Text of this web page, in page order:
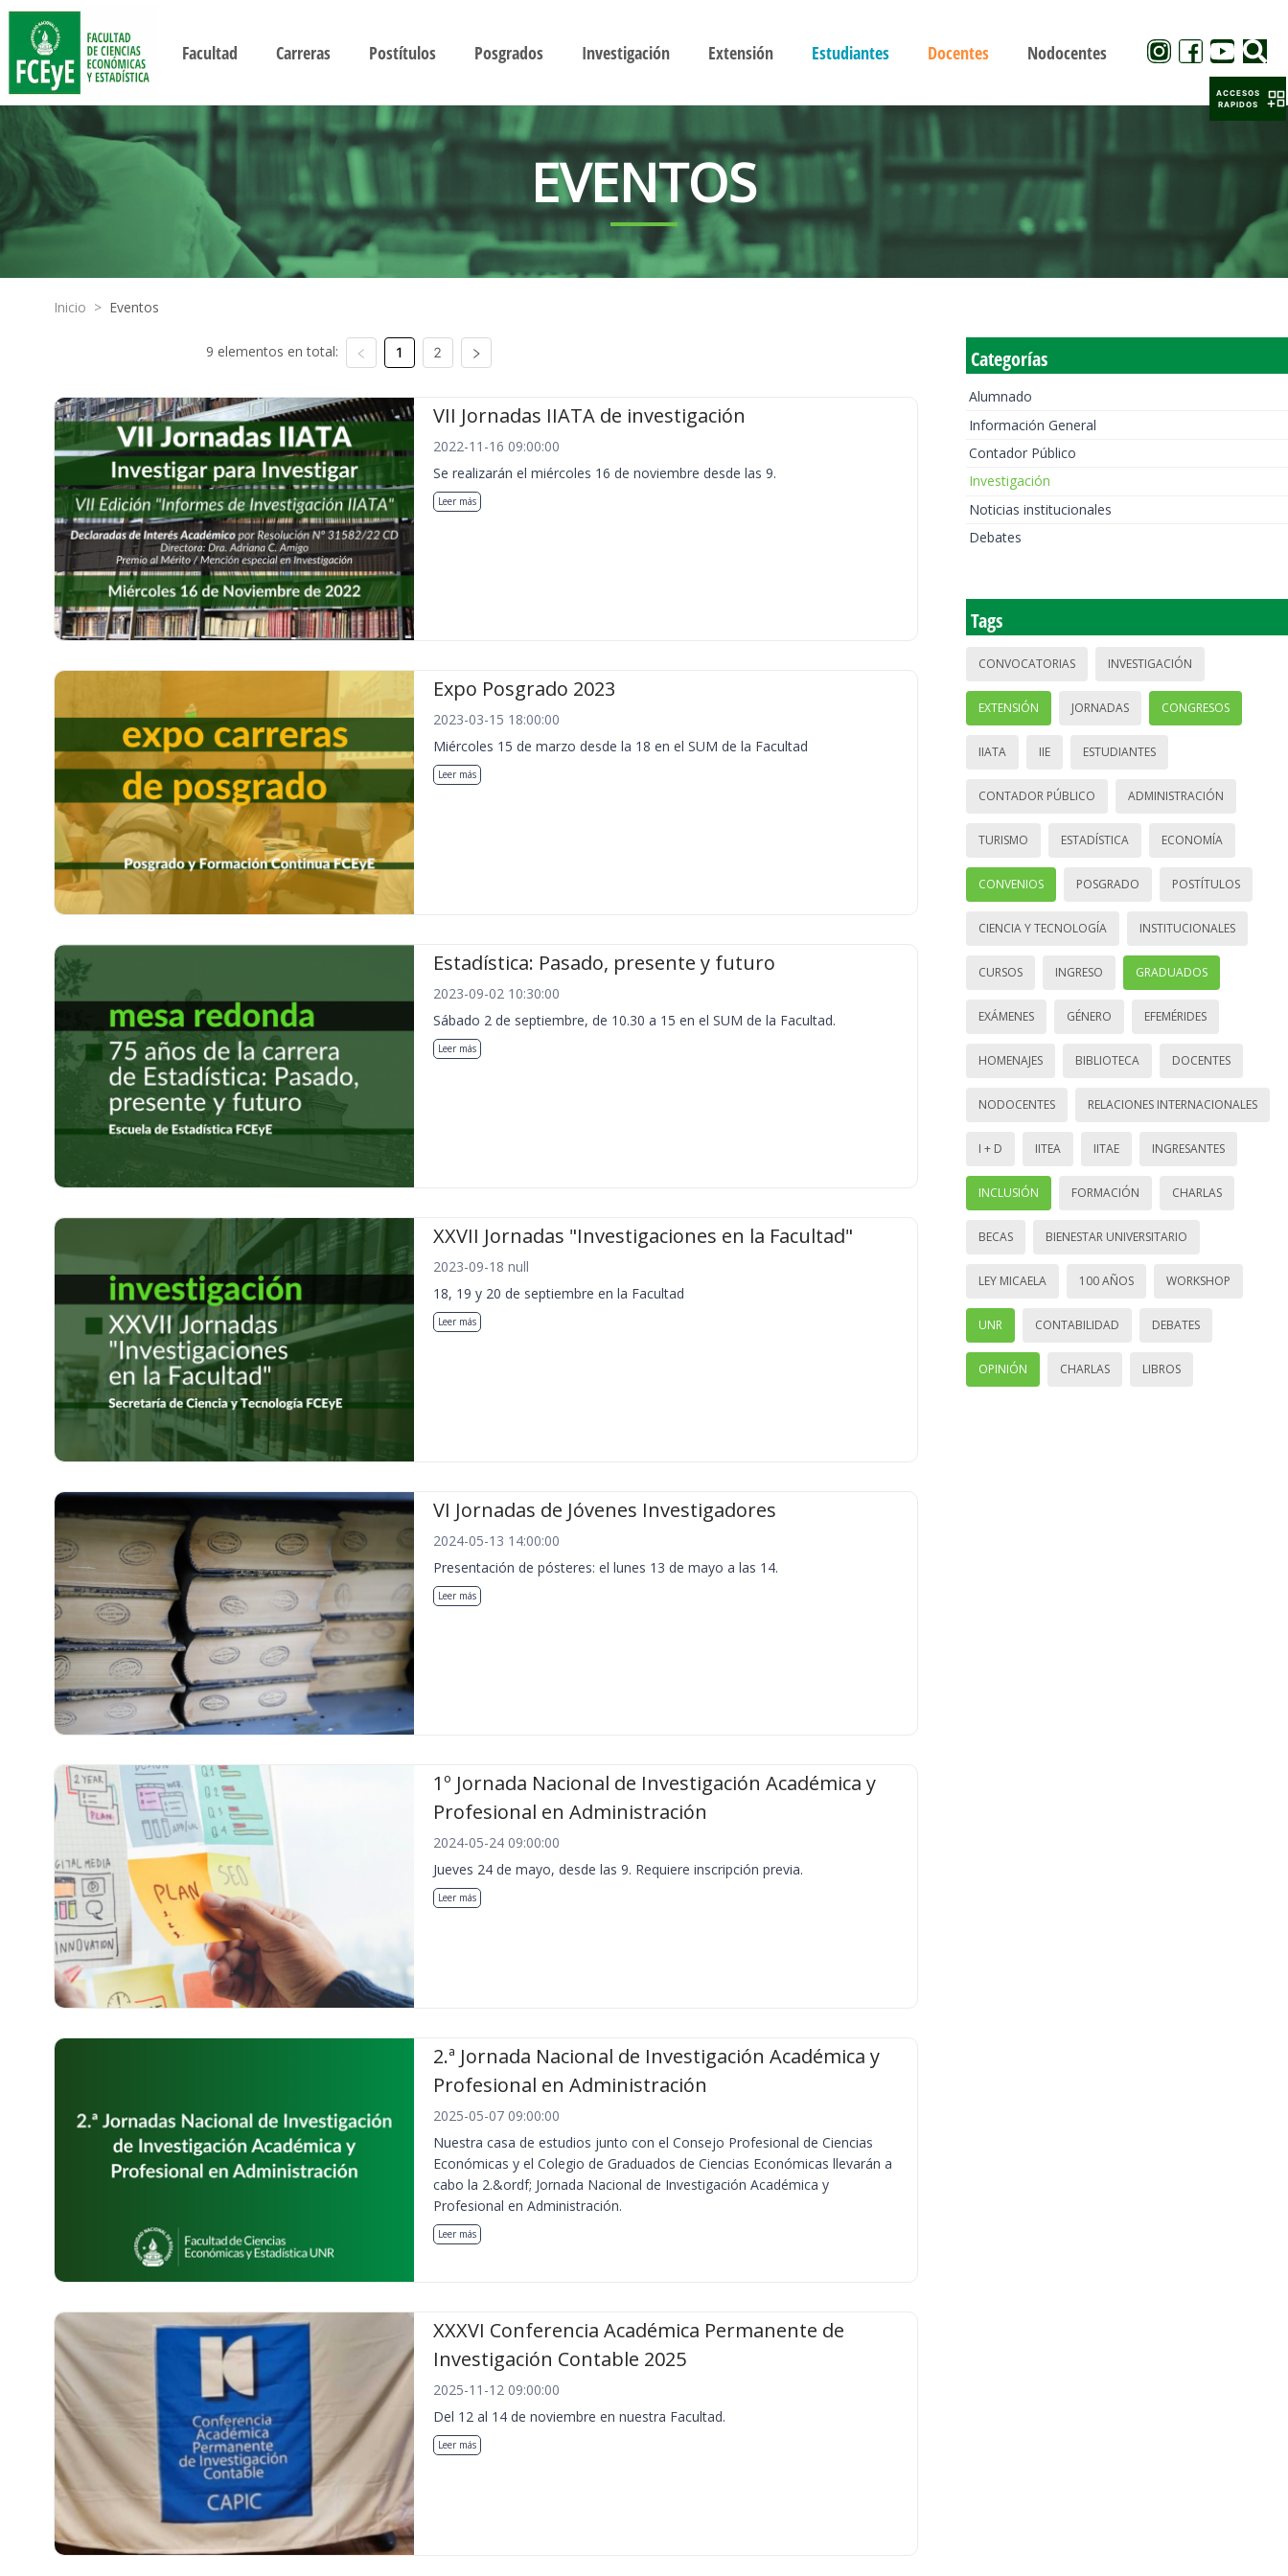
Facultad Carreras Postítulos Posgrados Investigación Extensión Estudiantes Docentes Nodocentes
EVENTOS
Inicio > Eventos
9 elementos en total: 1 2
VII Jornadas IIATA de investigación
2022-11-16 09:00:00
Se realizarán el miércoles 16 de noviembre desde las 9.
Leer más
Expo Posgrado 2023
2023-03-15 18:00:00
Miércoles 15 de marzo desde la 18 en el SUM de la Facultad
Leer más
Estadística: Pasado, presente y futuro
2023-09-02 10:30:00
Sábado 2 de septiembre, de 10.30 a 15 en el SUM de la Facultad.
Leer más
XXVII Jornadas "Investigaciones en la Facultad"
2023-09-18 null
18, 19 y 20 de septiembre en la Facultad
Leer más
VI Jornadas de Jóvenes Investigadores
2024-05-13 14:00:00
Presentación de pósteres: el lunes 13 de mayo a las 14.
Leer más
1º Jornada Nacional de Investigación Académica y
Profesional en Administración
2024-05-24 09:00:00
Jueves 24 de mayo, desde las 9. Requiere inscripción previa.
Leer más
2.ª Jornada Nacional de Investigación Académica y
Profesional en Administración
2025-05-07 09:00:00
Nuestra casa de estudios junto con el Consejo Profesional de Ciencias
Económicas y el Colegio de Graduados de Ciencias Económicas llevarán a
cabo la 2.&ordf; Jornada Nacional de Investigación Académica y
Profesional en Administración.
Leer más
XXXVI Conferencia Académica Permanente de
Investigación Contable 2025
2025-11-12 09:00:00
Del 12 al 14 de noviembre en nuestra Facultad.
Leer más
Categorías
Alumnado
Información General
Contador Público
Investigación
Noticias institucionales
Debates
Tags
CONVOCATORIAS INVESTIGACIÓN
EXTENSIÓN JORNADAS CONGRESOS
IIATA IIE ESTUDIANTES
CONTADOR PÚBLICO ADMINISTRACIÓN
TURISMO ESTADÍSTICA ECONOMÍA
CONVENIOS POSGRADO POSTÍTULOS
CIENCIA Y TECNOLOGÍA INSTITUCIONALES
CURSOS INGRESO GRADUADOS
EXÁMENES GÉNERO EFEMÉRIDES
HOMENAJES BIBLIOTECA DOCENTES
NODOCENTES RELACIONES INTERNACIONALES
I + D IITEA IITAE INGRESANTES
INCLUSIÓN FORMACIÓN CHARLAS
BECAS BIENESTAR UNIVERSITARIO
LEY MICAELA 100 AÑOS WORKSHOP
UNR CONTABILIDAD DEBATES
OPINIÓN CHARLAS LIBROS
ACCESOS
RAPIDOS